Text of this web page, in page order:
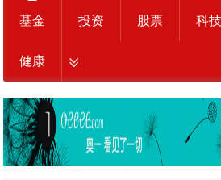
基金 投资 股票 科技
健康